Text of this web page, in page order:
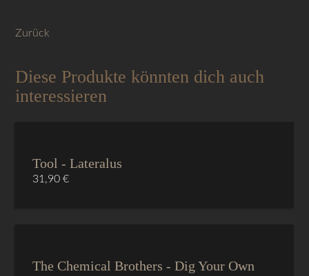
Zurück
Diese Produkte könnten dich auch
interessieren
Tool - Lateralus
31,90€
The Chemical Brothers - Dig Your Own